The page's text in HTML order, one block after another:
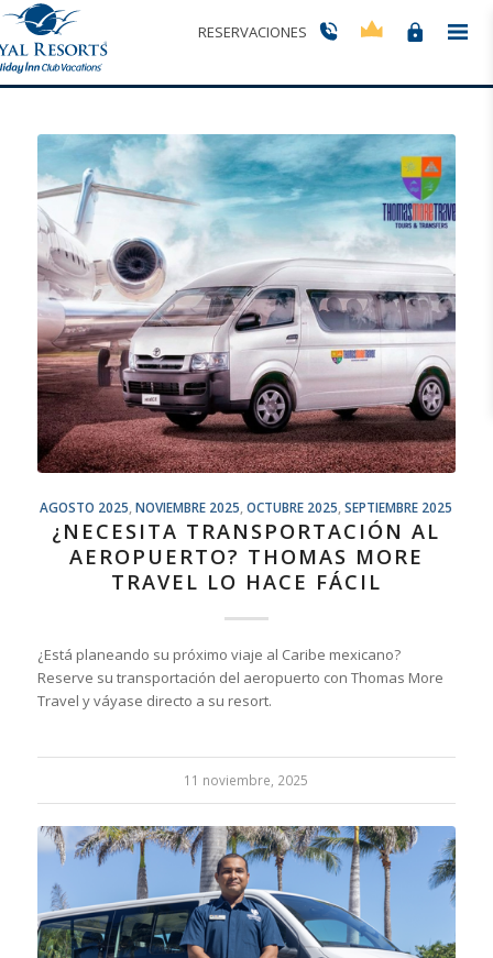
RESERVACIONES
Listado de la categoría: Octubre 2025
Usted está aquí:
AGOSTO 2025 ,NOVIEMBRE 2025 ,OCTUBRE 2025 ,SEPTIEMBRE 2025
¿NECESITA TRANSPORTACIÓN AL
AEROPUERTO? THOMAS MORE
TRAVEL LO HACE FÁCIL
¿Está planeando su próximo viaje al Caribe mexicano?
Reserve su transportación del aeropuerto con Thomas More
Travel y váyase directo a su resort.
11 noviembre, 2025